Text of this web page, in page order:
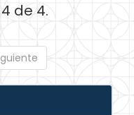
de 4.